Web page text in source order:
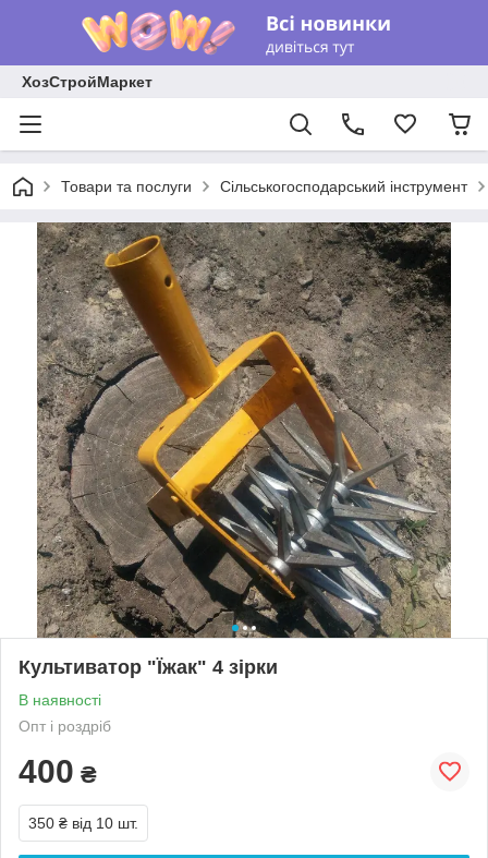
ХозСтройМаркет
Товари та послуги Сільськогосподарський інструмент
Культиватор "Їжак" 4 зірки
В наявності
Опт і роздріб
400 ₴
350 ₴ від 10 шт.